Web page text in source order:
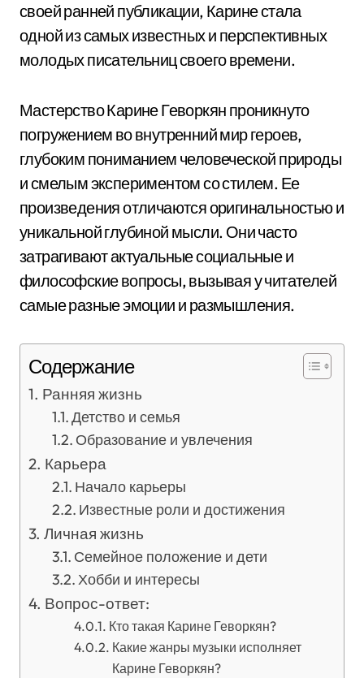
своей ранней публикации, Карине стала
одной из самых известных и перспективных
молодых писательниц своего времени.
Мастерство Карине Геворкян проникнуто
погружением во внутренний мир героев,
глубоким пониманием человеческой природы
и смелым экспериментом со стилем. Ее
произведения отличаются оригинальностью и
уникальной глубиной мысли. Они часто
затрагивают актуальные социальные и
философские вопросы, вызывая у читателей
самые разные эмоции и размышления.
Содержание
Ранняя жизнь
Детство и семья
Образование и увлечения
Карьера
Начало карьеры
Известные роли и достижения
Личная жизнь
Семейное положение и дети
Хобби и интересы
Вопрос-ответ:
Кто такая Карине Геворкян?
Какие жанры музыки исполняет
Карине Геворкян?